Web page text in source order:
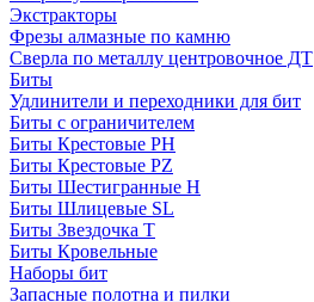
Экстракторы
Фрезы алмазные по камню
Сверла по металлу центровочное ДТ
Биты
Удлинители и переходники для бит
Биты с ограничителем
Биты Крестовые PH
Биты Крестовые PZ
Биты Шестигранные H
Биты Шлицевые SL
Биты Звездочка T
Биты Кровельные
Наборы бит
Запасные полотна и пилки